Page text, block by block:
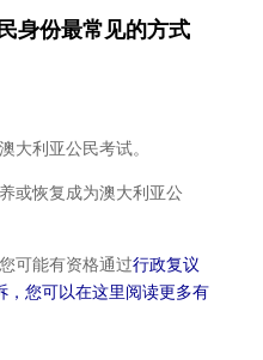
身份最常见的方式
大利亚公民考试。
或恢复成为澳大利亚公
可能有资格通过行政复议
，您可以在这里阅读更多有